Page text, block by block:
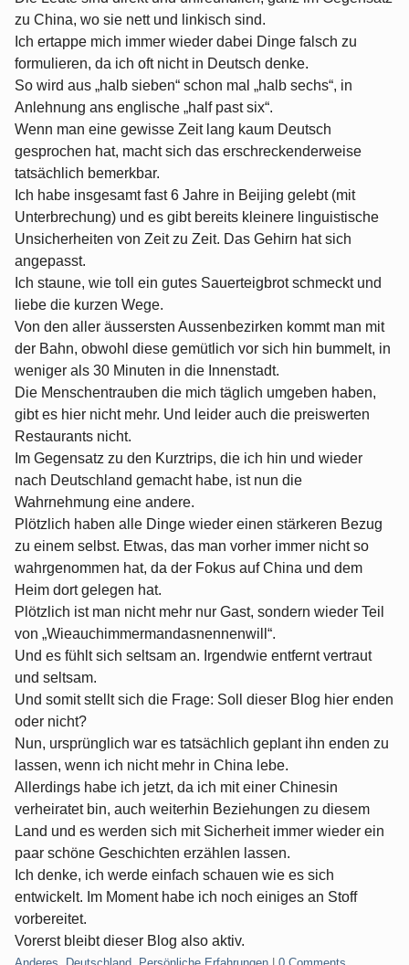
zu China, wo sie nett und linkisch sind.
Ich ertappe mich immer wieder dabei Dinge falsch zu
formulieren, da ich oft nicht in Deutsch denke.
So wird aus „halb sieben“ schon mal „halb sechs“, in
Anlehnung ans englische „half past six“.
Wenn man eine gewisse Zeit lang kaum Deutsch
gesprochen hat, macht sich das erschreckenderweise
tatsächlich bemerkbar.
Ich habe insgesamt fast 6 Jahre in Beijing gelebt (mit
Unterbrechung) und es gibt bereits kleinere linguistische
Unsicherheiten von Zeit zu Zeit. Das Gehirn hat sich
angepasst.
Ich staune, wie toll ein gutes Sauerteigbrot schmeckt und
liebe die kurzen Wege.
Von den aller äussersten Aussenbezirken kommt man mit
der Bahn, obwohl diese gemütlich vor sich hin bummelt, in
weniger als 30 Minuten in die Innenstadt.
Die Menschentrauben die mich täglich umgeben haben,
gibt es hier nicht mehr. Und leider auch die preiswerten
Restaurants nicht.
Im Gegensatz zu den Kurztrips, die ich hin und wieder
nach Deutschland gemacht habe, ist nun die
Wahrnehmung eine andere.
Plötzlich haben alle Dinge wieder einen stärkeren Bezug
zu einem selbst. Etwas, das man vorher immer nicht so
wahrgenommen hat, da der Fokus auf China und dem
Heim dort gelegen hat.
Plötzlich ist man nicht mehr nur Gast, sondern wieder Teil
von „Wieauchimmermandasnennenwill“.
Und es fühlt sich seltsam an. Irgendwie entfernt vertraut
und seltsam.
Und somit stellt sich die Frage: Soll dieser Blog hier enden
oder nicht?
Nun, ursprünglich war es tatsächlich geplant ihn enden zu
lassen, wenn ich nicht mehr in China lebe.
Allerdings habe ich jetzt, da ich mit einer Chinesin
verheiratet bin, auch weiterhin Beziehungen zu diesem
Land und es werden sich mit Sicherheit immer wieder ein
paar schöne Geschichten erzählen lassen.
Ich denke, ich werde einfach schauen wie es sich
entwickelt. Im Moment habe ich noch einiges an Stoff
vorbereitet.
Vorerst bleibt dieser Blog also aktiv.
Categories: